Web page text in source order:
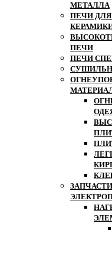
МЕТАЛЛА
ПЕЧИ
ПЕЧИ
ПЕЧИ